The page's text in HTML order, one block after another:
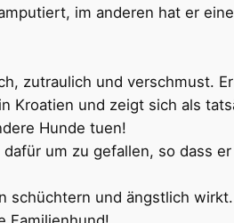
im anderen hat er
zutraulich und verschmust.
Kroatien und zeigt sich als
Hunde tuen!
um zu gefallen, so dass
schüchtern und ängstlich